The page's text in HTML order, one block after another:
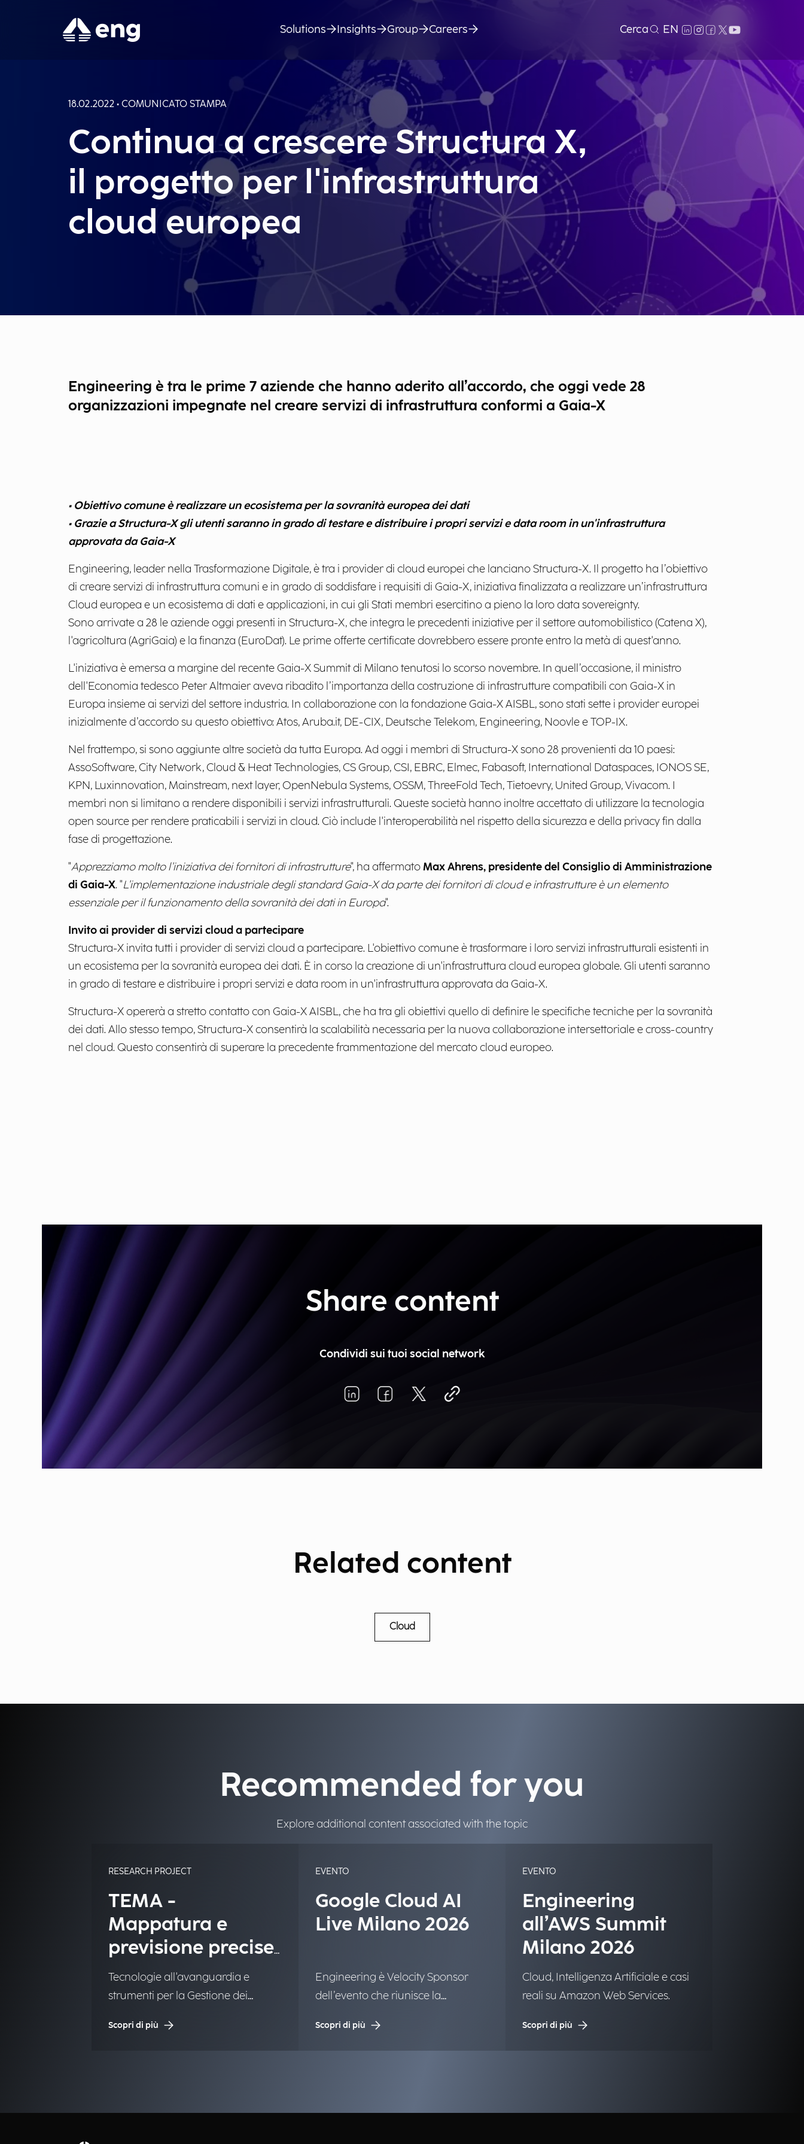
Solutions Insights Group Careers Cerca EN
18.02.2022 • COMUNICATO STAMPA
Continua a crescere Structura X,
il progetto per l'infrastruttura
cloud europea
Engineering è tra le prime 7 aziende che hanno aderito all’accordo, che oggi vede 28
organizzazioni impegnate nel creare servizi di infrastruttura conformi a Gaia-X
• Obiettivo comune è realizzare un ecosistema per la sovranità europea dei dati
• Grazie a Structura-X gli utenti saranno in grado di testare e distribuire i propri servizi e data room in un'infrastruttura
approvata da Gaia-X
Engineering, leader nella Trasformazione Digitale, è tra i provider di cloud europei che lanciano Structura-X. Il progetto ha l’obiettivo
di creare servizi di infrastruttura comuni e in grado di soddisfare i requisiti di Gaia-X, iniziativa finalizzata a realizzare un’infrastruttura
Cloud europea e un ecosistema di dati e applicazioni, in cui gli Stati membri esercitino a pieno la loro data sovereignty.
Sono arrivate a 28 le aziende oggi presenti in Structura-X, che integra le precedenti iniziative per il settore automobilistico (Catena X),
l'agricoltura (AgriGaia) e la finanza (EuroDat). Le prime offerte certificate dovrebbero essere pronte entro la metà di quest'anno.
L'iniziativa è emersa a margine del recente Gaia-X Summit di Milano tenutosi lo scorso novembre. In quell’occasione, il ministro
dell'Economia tedesco Peter Altmaier aveva ribadito l’importanza della costruzione di infrastrutture compatibili con Gaia-X in
Europa insieme ai servizi del settore industria. In collaborazione con la fondazione Gaia-X AISBL, sono stati sette i provider europei
inizialmente d’accordo su questo obiettivo: Atos, Aruba.it, DE-CIX, Deutsche Telekom, Engineering, Noovle e TOP-IX.
Nel frattempo, si sono aggiunte altre società da tutta Europa. Ad oggi i membri di Structura-X sono 28 provenienti da 10 paesi:
AssoSoftware, City Network, Cloud & Heat Technologies, CS Group, CSI, EBRC, Elmec, Fabasoft, International Dataspaces, IONOS SE,
KPN, Luxinnovation, Mainstream, next layer, OpenNebula Systems, OSSM, ThreeFold Tech, Tietoevry, United Group, Vivacom. I
membri non si limitano a rendere disponibili i servizi infrastrutturali. Queste società hanno inoltre accettato di utilizzare la tecnologia
open source per rendere praticabili i servizi in cloud. Ciò include l'interoperabilità nel rispetto della sicurezza e della privacy fin dalla
fase di progettazione.
"Apprezziamo molto l'iniziativa dei fornitori di infrastrutture", ha affermatoMax Ahrens, presidente del Consiglio di Amministrazione
di Gaia-X. "L'implementazione industriale degli standard Gaia-X da parte dei fornitori di cloud e infrastrutture è un elemento
essenziale per il funzionamento della sovranità dei dati in Europa".
Invito ai provider di servizi cloud a partecipare
Structura-X invita tutti i provider di servizi cloud a partecipare. L'obiettivo comune è trasformare i loro servizi infrastrutturali esistenti in
un ecosistema per la sovranità europea dei dati. È in corso la creazione di un'infrastruttura cloud europea globale. Gli utenti saranno
in grado di testare e distribuire i propri servizi e data room in un'infrastruttura approvata da Gaia-X.
Structura-X opererà a stretto contatto con Gaia-X AISBL, che ha tra gli obiettivi quello di definire le specifiche tecniche per la sovranità
dei dati. Allo stesso tempo, Structura-X consentirà la scalabilità necessaria per la nuova collaborazione intersettoriale e cross-country
nel cloud. Questo consentirà di superare la precedente frammentazione del mercato cloud europeo.
Share content
Condividi sui tuoi social network
Related content
Cloud
Recommended for you
Explore additional content associated with the topic
RESEARCH PROJECT
TEMA -
Mappatura e
previsione precise
per la gestione
delle emergenze
Tecnologie all'avanguardia e
strumenti per la Gestione dei
Scopri di più
EVENTO
Google Cloud AI
Live Milano 2026
Engineering è Velocity Sponsor
dell’evento che riunisce la
Scopri di più
EVENTO
Engineering
all’AWS Summit
Milano 2026
Cloud, Intelligenza Artificiale e casi
reali su Amazon Web Services.
Scopri di più